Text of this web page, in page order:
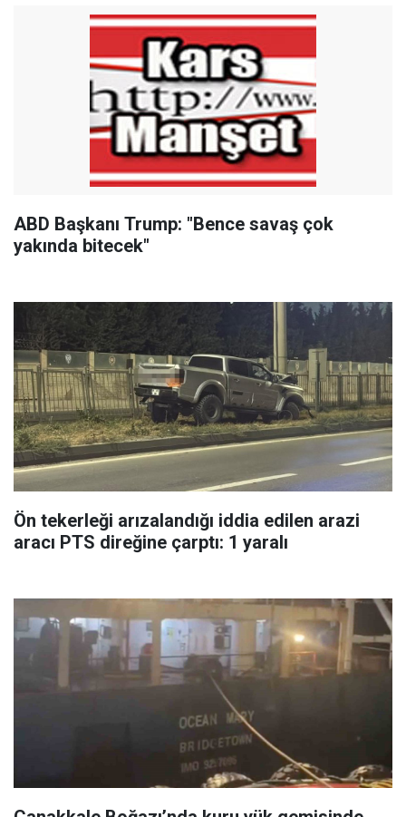
ABD Başkanı Trump: "Bence savaş çok
yakında bitecek"
Ön tekerleği arızalandığı iddia edilen arazi
aracı PTS direğine çarptı: 1 yaralı